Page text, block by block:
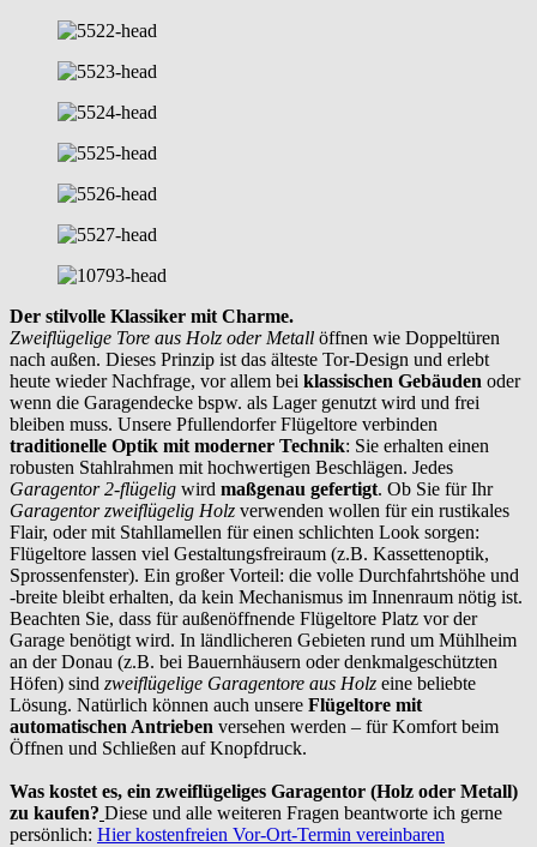
Der stilvolle Klassiker mit Charme.
Zweiflügelige Tore aus Holz oder Metall öffnen wie Doppeltüren
nach außen. Dieses Prinzip ist das älteste Tor-Design und erlebt
heute wieder Nachfrage, vor allem bei klassischen Gebäuden oder
wenn die Garagendecke bspw. als Lager genutzt wird und frei
bleiben muss. Unsere Pfullendorfer Flügeltore verbinden
traditionelle Optik mit moderner Technik: Sie erhalten einen
robusten Stahlrahmen mit hochwertigen Beschlägen. Jedes
Garagentor 2-flügelig wird maßgenau gefertigt. Ob Sie für Ihr
Garagentor zweiflügelig Holz verwenden wollen für ein rustikales
Flair, oder mit Stahllamellen für einen schlichten Look sorgen:
Flügeltore lassen viel Gestaltungsfreiraum (z.B. Kassettenoptik,
Sprossenfenster). Ein großer Vorteil: die volle Durchfahrtshöhe und
-breite bleibt erhalten, da kein Mechanismus im Innenraum nötig ist.
Beachten Sie, dass für außenöffnende Flügeltore Platz vor der
Garage benötigt wird. In ländlicheren Gebieten rund um Mühlheim
an der Donau (z.B. bei Bauernhäusern oder denkmalgeschützten
Höfen) sind zweiflügelige Garagentore aus Holz eine beliebte
Lösung. Natürlich können auch unsere Flügeltore mit
automatischen Antrieben versehen werden – für Komfort beim
Öffnen und Schließen auf Knopfdruck.
Was kostet es, ein zweiflügeliges Garagentor (Holz oder Metall)
zu kaufen? Diese und alle weiteren Fragen beantworte ich gerne
persönlich: Hier kostenfreien Vor-Ort-Termin vereinbaren